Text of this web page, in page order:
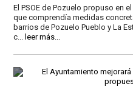
El PSOE de Pozuelo propuso en
que comprendía medidas
barrios de Pozuelo Pueblo y La
c... leer más...